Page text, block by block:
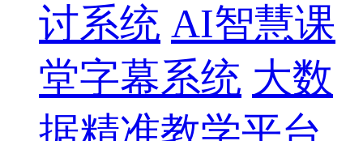
讨系统 AI智慧课
堂字幕系统 大数